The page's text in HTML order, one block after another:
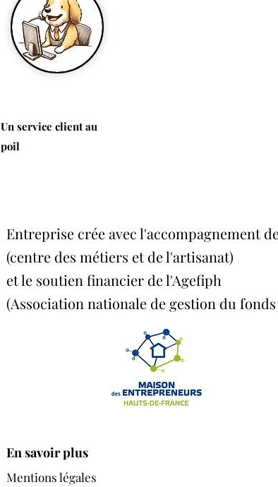
Un service client au
poil
Entreprise crée avec l'accompagnement
(centre des métiers et de l'artisanat)
et le soutien financier de l'Agefiph
(Association nationale de gestion du
En savoir plus
Mentions légales